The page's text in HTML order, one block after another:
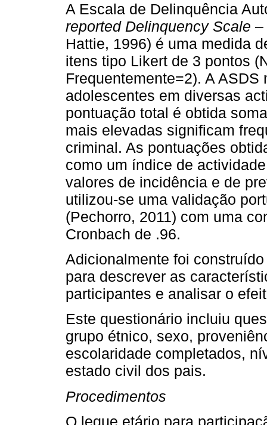
A Escala de Delinquência
reported Delinquency Scale –
Hattie, 1996) é uma medida
itens tipo Likert de 3 pontos
Frequentemente=2). A
adolescentes em diversas
pontuação total é obtida
mais elevadas significam
criminal. As pontuações
como um índice de
valores de incidência e de
utilizou-se uma validação
(Pechorro, 2011) com uma
Cronbach de .96.
Adicionalmente foi
para descrever as
participantes e analisar o
Este questionário incluiu
grupo étnico, sexo,
escolaridade completados,
estado civil dos pais.
Procedimentos
O leque etário para